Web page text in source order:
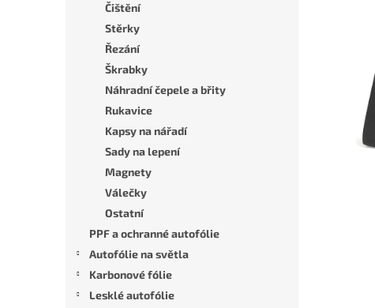
Čištění
Stěrky
Řezání
Škrabky
Náhradní čepele a břity
Rukavice
Kapsy na nářadí
Sady na lepení
Magnety
Válečky
Ostatní
PPF a ochranné autofólie
Autofólie na světla
Karbonové fólie
Lesklé autofólie